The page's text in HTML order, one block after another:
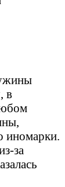
в
иномарки.
за